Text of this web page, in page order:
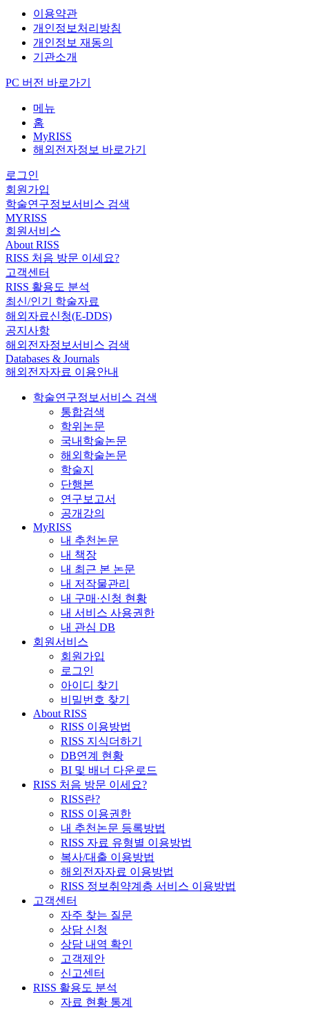
이용약관
개인정보처리방침
개인정보 재동의
기관소개
PC 버전 바로가기
메뉴
홈
MyRISS
해외전자정보 바로가기
로그인
회원가입
학술연구정보서비스 검색
MYRISS
회원서비스
About RISS
RISS 처음 방문 이세요?
고객센터
RISS 활용도 분석
최신/인기 학술자료
해외자료신청(E-DDS)
공지사항
해외전자정보서비스 검색
Databases & Journals
해외전자자료 이용안내
학술연구정보서비스 검색
통합검색
학위논문
국내학술논문
해외학술논문
학술지
단행본
연구보고서
공개강의
MyRISS
내 추천논문
내 책장
내 최근 본 논문
내 저작물관리
내 구매·신청 현황
내 서비스 사용권한
내 관심 DB
회원서비스
회원가입
로그인
아이디 찾기
비밀번호 찾기
About RISS
RISS 이용방법
RISS 지식더하기
DB연계 현황
BI 및 배너 다운로드
RISS 처음 방문 이세요?
RISS란?
RISS 이용권한
내 추천논문 등록방법
RISS 자료 유형별 이용방법
복사/대출 이용방법
해외전자자료 이용방법
RISS 정보취약계층 서비스 이용방법
고객센터
자주 찾는 질문
상담 신청
상담 내역 확인
고객제안
신고센터
RISS 활용도 분석
자료 현황 통계